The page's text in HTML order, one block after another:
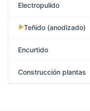
Electropulido
▶Teñido (anodizado)
Encurtido
Construcción plantas